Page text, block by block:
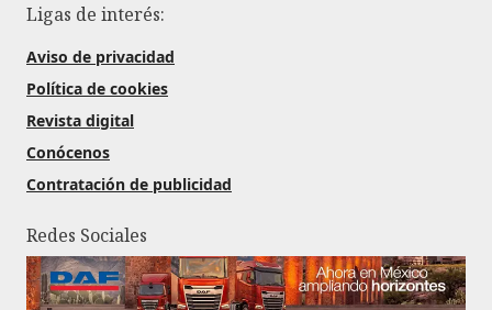
Ligas de interés:
Aviso de privacidad
Política de cookies
Revista digital
Conócenos
Contratación de publicidad
Redes Sociales